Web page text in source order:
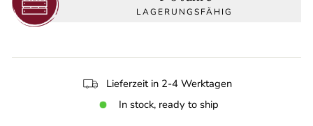
LAGERUNGSFÄHIG
Lieferzeit in 2-4 Werktagen
In stock, ready to ship